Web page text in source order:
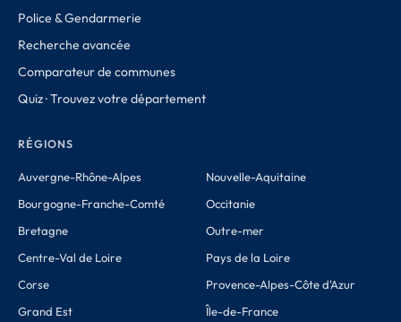
Police & Gendarmerie
Recherche avancée
Comparateur de communes
Quiz · Trouvez votre département
RÉGIONS
Auvergne-Rhône-Alpes
Bourgogne-Franche-Comté
Bretagne
Centre-Val de Loire
Corse
Grand Est
Nouvelle-Aquitaine
Occitanie
Outre-mer
Pays de la Loire
Provence-Alpes-Côte d'Azur
Île-de-France